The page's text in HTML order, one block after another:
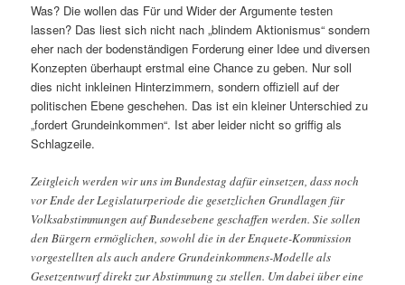
Was? Die wollen das Für und Wider der Argumente testen
lassen? Das liest sich nicht nach „blindem Aktionismus“ sondern
eher nach der bodenständigen Forderung einer Idee und diversen
Konzepten überhaupt erstmal eine Chance zu geben. Nur soll
dies nicht inkleinen Hinterzimmern, sondern offiziell auf der
politischen Ebene geschehen. Das ist ein kleiner Unterschied zu
„fordert Grundeinkommen“. Ist aber leider nicht so griffig als
Schlagzeile.
Zeitgleich werden wir uns im Bundestag dafür einsetzen, dass noch
vor Ende der Legislaturperiode die gesetzlichen Grundlagen für
Volksabstimmungen auf Bundesebene geschaffen werden. Sie sollen
den Bürgern ermöglichen, sowohl die in der Enquete-Kommission
vorgestellten als auch andere Grundeinkommens-Modelle als
Gesetzentwurf direkt zur Abstimmung zu stellen. Um dabei über eine